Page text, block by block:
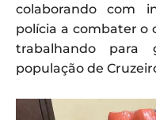
colaborando com
polícia a combater o
trabalhando para
população de